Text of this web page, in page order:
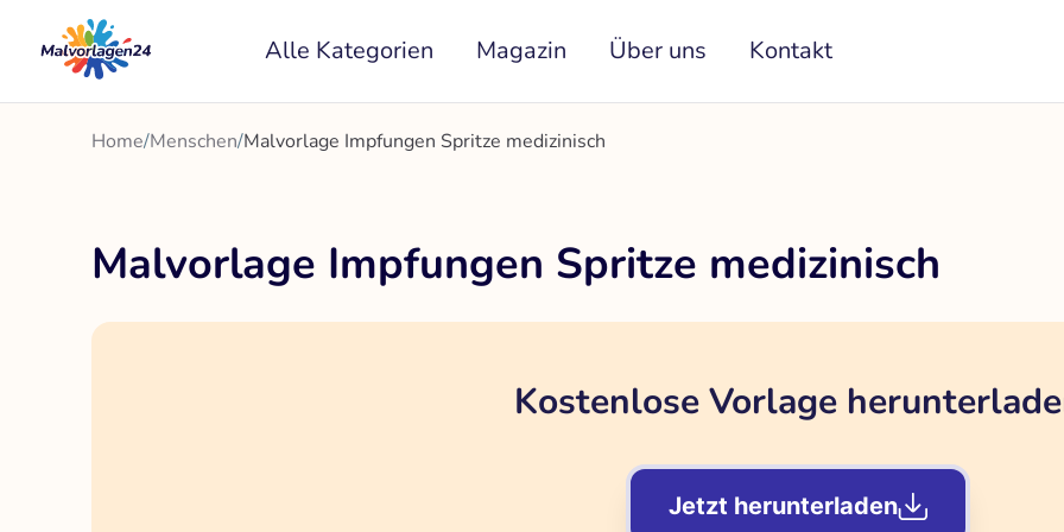
Inhalt
springen
Alle Kategorien Magazin Über uns Kontakt
Home/Menschen/Malvorlage Impfungen Spritze medizinisch
Malvorlage Impfungen Spritze medizinisch
Kostenlose Vorlage
Jetzt herunterladen